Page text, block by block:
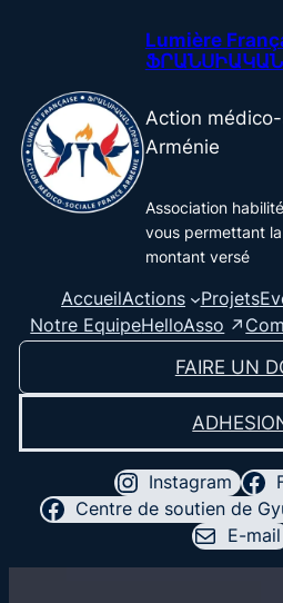
Lumière
ՖՐԱՆՍԻԱԿԱՆ
Action
Arménie
Association
vous permettant
montant versé
AccueilActions Projets
Notre EquipeHelloAsso
FAIRE UN
Instagram
Centre de soutien de
E-mail